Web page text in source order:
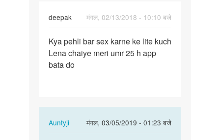
deepak
मंगल, 02/13/2018 - 10:10 बजे
Kya
pehli
bar
Kya pehli bar sex karne ke lite kuch
Lena chaiye meri umr 25 h app
bata do
Auntyji
मंगल, 03/05/2019 - 01:23 बजे
In